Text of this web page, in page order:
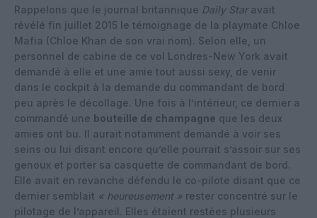
Rappelons que le journal britannique Daily Staravait
révélé fin juillet 2015 le témoignage de la playmate Chloe
Mafia (Chloe Khan de son vrai nom). Selon elle, un
personnel de cabine de ce vol Londres-New York avait
demandé à elle et une amie tout aussi sexy, de venir
dans le cockpit à la demande du commandant de bord
peu après le décollage. Une fois à l’intérieur, ce dernier a
commandé une bouteille de champagne que les deux
amies ont bu. Il aurait notamment demandé à voir ses
seins ou lui disant encore qu’elle pourrait s’assoir sur ses
genoux et porter sa casquette de commandant de bord.
Elle avait en revanche défendu le co-pilote disant que ce
dernier semblait « heureusement » rester concentré sur le
pilotage de l’appareil. Elles étaient restées plusieurs